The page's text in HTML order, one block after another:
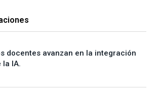
docentes avanzan en la integración
la IA.